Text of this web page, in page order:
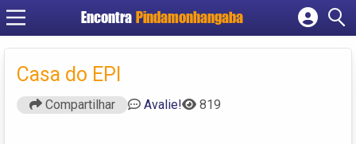
Encontra Pindamonhangaba
Cadastrar empresa
Casa do EPI
Compartilhar Avalie! 819